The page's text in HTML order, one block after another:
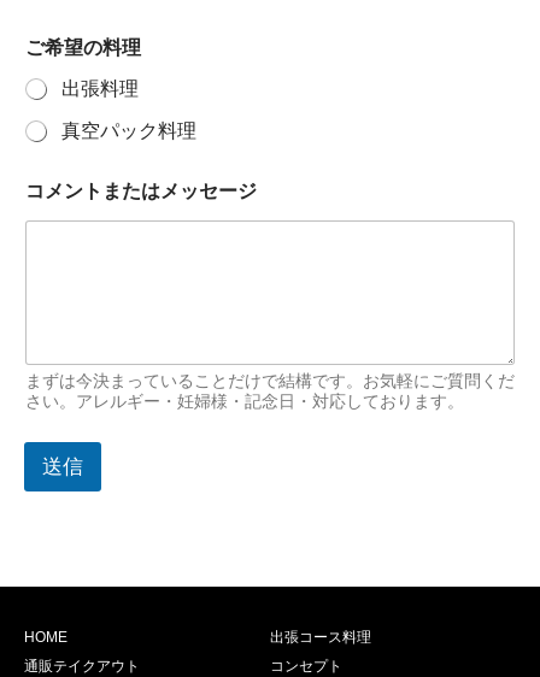
ご希望の料理
出張料理
真空パック料理
コメントまたはメッセージ
まずは今決まっていることだけで結構です。お気軽にご質問くだ
さい。アレルギー・妊婦様・記念日・対応しております。
送信
HOME
出張コース料理
通販テイクアウト
コンセプト